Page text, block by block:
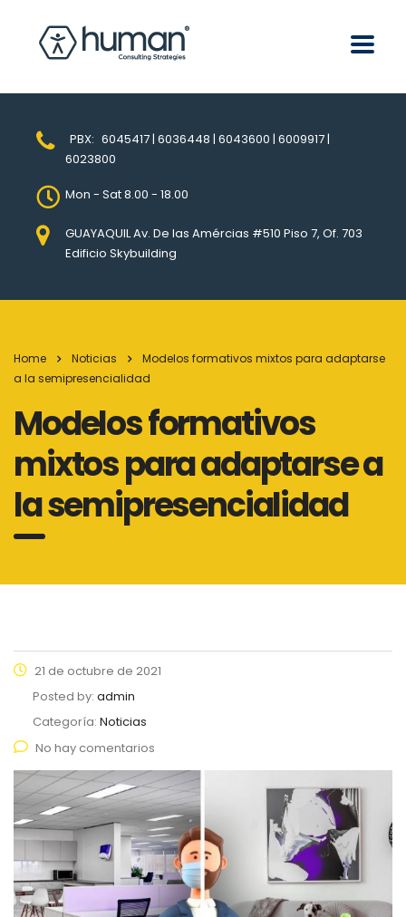
PBX: 6045417 | 6036448 | 6043600 | 6009917 |
6023800
Mon - Sat 8.00 - 18.00
GUAYAQUIL Av. De las Amércias #510 Piso 7, Of. 703
Edificio Skybuilding
Home Noticias
Modelos formativos mixtos para adaptarse
a la semipresencialidad
Modelos formativos
mixtos para adaptarse a
la semipresencialidad
21 de octubre de 2021
Posted by: admin
Categoría: Noticias
No hay comentarios